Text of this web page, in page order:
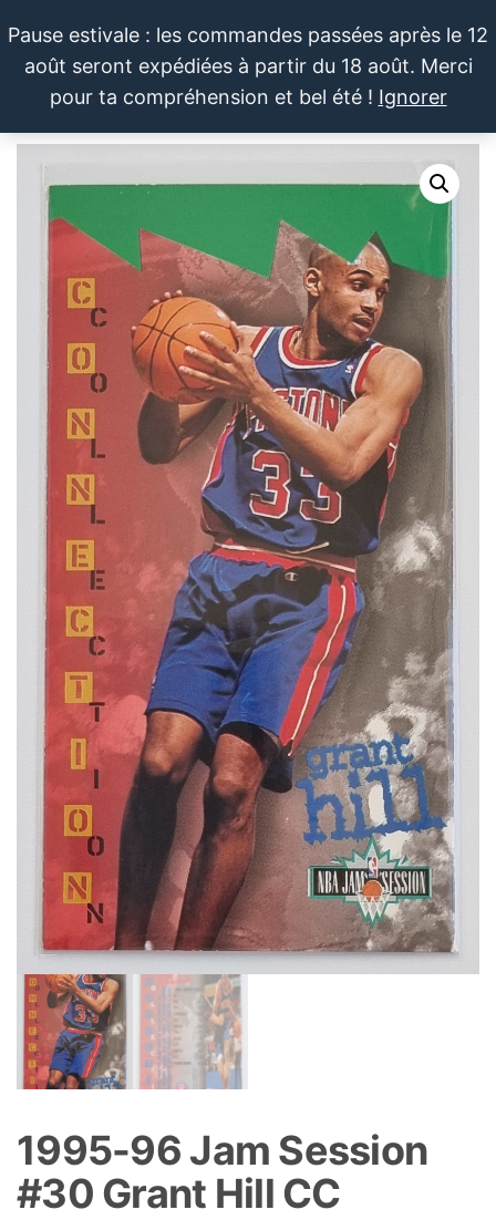
au
contenu
Pause estivale : les commandes passées après le 12
août seront expédiées à partir du 18 août. Merci
pour ta compréhension et bel été ! Ignorer
LE SPORTIF
DU
DIMANCHE®
Cartes
et
produits
autour
de la
pop
culture
1995-96 Jam Session
#30 Grant Hill CC